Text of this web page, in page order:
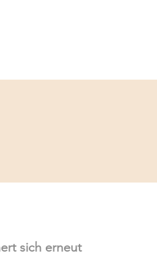
sich erneut